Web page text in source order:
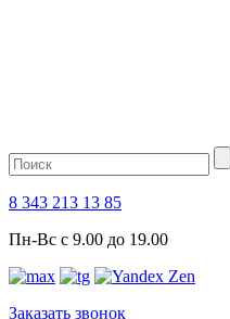
8 343 213 13 85
Пн-Вс с 9.00 до 19.00
Заказать звонок